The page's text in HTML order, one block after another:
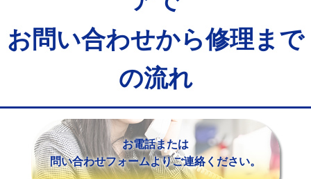
モルタル補修（厚さ10㎝超え） 38,500円
※給水管工事は20mmまでの価格です。
お問い合わせから修理まで
の流れ
お電話または
問い合わせフォームよりご連絡ください。